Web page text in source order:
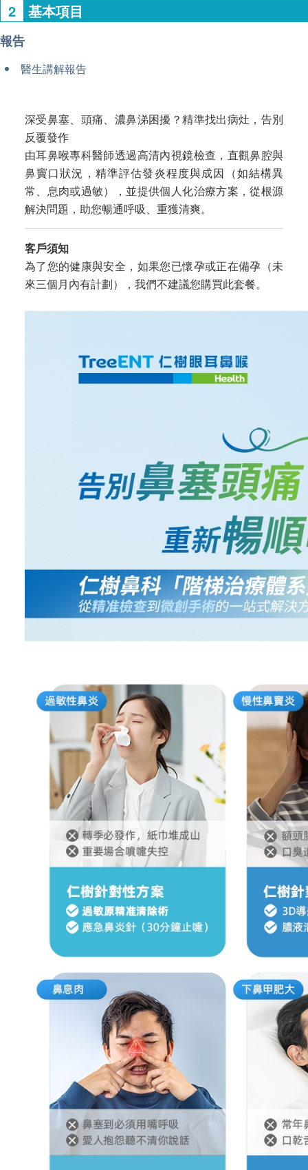
2 基本項目
報告
醫生講解報告
深受鼻塞、頭痛、濃鼻涕困擾？精準找出病灶，告別
反覆發作
由耳鼻喉專科醫師透過高清內視鏡檢查，直觀鼻腔與
鼻竇口狀況，精準評估發炎程度與成因（如結構異
常、息肉或過敏），並提供個人化治療方案，從根源
解決問題，助您暢通呼吸、重獲清爽。
客戶須知
為了您的健康與安全，如果您已懷孕或正在備孕（未
來三個月內有計劃），我們不建議您購買此套餐。